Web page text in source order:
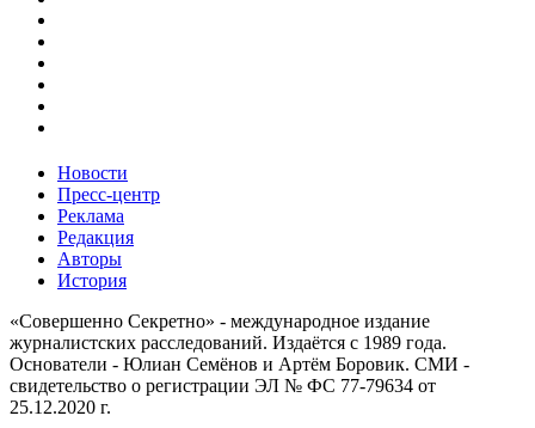
Новости
Пресс-центр
Реклама
Редакция
Авторы
История
«Совершенно Секретно» - международное издание
журналистских расследований. Издаётся с 1989 года.
Основатели - Юлиан Семёнов и Артём Боровик. CМИ -
свидетельство о регистрации ЭЛ № ФС 77-79634 от
25.12.2020 г.